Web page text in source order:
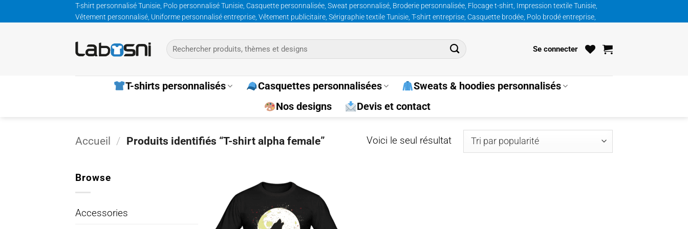
au
T-shirt personnalisé Tunisie, Polo personnalisé Tunisie, Casquette personnalisée, Sweat personnalisé, Broderie personnalisée, Flocage t-shirt, Impression textile Tunisie,
Vêtement personnalisé, Uniforme personnalisé entreprise, Vêtement publicitaire, Sérigraphie textile Tunisie, T-shirt entreprise, Casquette brodée, Polo brodé entreprise,
Recherche
pour :
Se connecter
T-shirts personnalisés Casquettes personnalisées
Sweats & hoodies personnalisés
Nos designs
Devis et contact
Accueil / Produits identifiés “T-shirt alpha female” Voici le seul résultat
Browse
Accessories
Ajouter
wishlist